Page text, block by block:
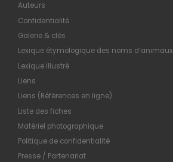
Auteurs
Confidentialité
Galerie & clés
Lexique étymologique des noms d’animaux
Lexique illustré
Liens
Liens (Références en ligne)
Liste des fiches
Matériel photographique
Politique de confidentialité
Presse / Partenariat